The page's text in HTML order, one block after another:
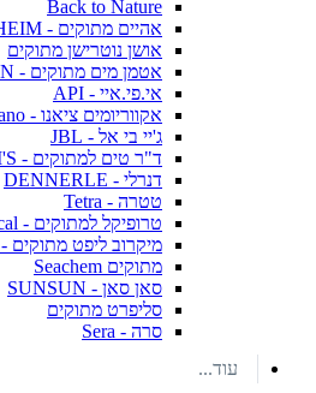
Back to Nature
אהיים מתוקים - EHEIM
אושן נוטרישן מתוקים
אטמן מים מתוקים - ATMAN
אי.פי.איי - API
אקווריומים ציאנו - Ciano
ג'יי בי אל - JBL
ד"ר טים למתוקים - DR. TIM'S
דנרלי - DENNERLE
טטרה - Tetra
טרופיקל למתוקים - Tropical
מיקרוב ליפט מתוקים - MICROBE LIFT
מתוקים Seachem
סאן סאן - SUNSUN
סליפרט מתוקים
סרה - Sera
עוד...